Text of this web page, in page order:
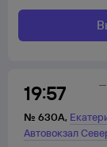
19:57
№ 630А,
Автовокзал